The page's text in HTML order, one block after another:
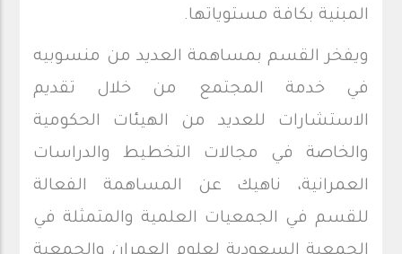
المبنية بكافة مستوياتها.
ويفخر القسم بمساهمة العديد من منسوبيه
في خدمة المجتمع من خلال تقديم
الاستشارات للعديد من الهيئات الحكومية
والخاصة في مجالات التخطيط والدراسات
العمرانية، ناهيك عن المساهمة الفعالة
للقسم في الجمعيات العلمية والمتمثلة في